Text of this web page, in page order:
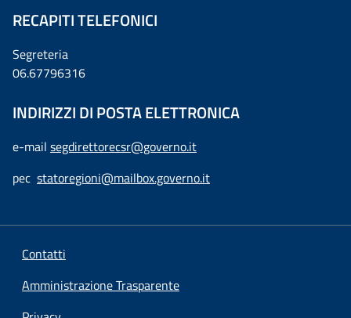
RECAPITI TELEFONICI
Segreteria
06.67796316
INDIRIZZI DI POSTA ELETTRONICA
e-mail segdirettorecsr@governo.it
pec statoregioni@mailbox.governo.it
Contatti
Amministrazione Trasparente